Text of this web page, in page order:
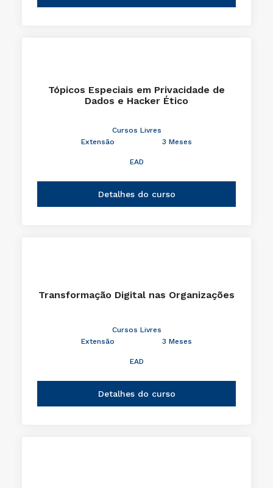
Tópicos Especiais em Privacidade de
Dados e Hacker Ético
Cursos Livres
Extensão
3 Meses
EAD
Detalhes do curso
Transformação Digital nas Organizações
Cursos Livres
Extensão
3 Meses
EAD
Detalhes do curso